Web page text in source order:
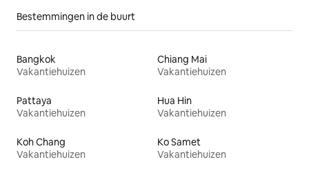
Bestemmingen in de buurt
Bangkok
Vakantiehuizen
Chiang Mai
Vakantiehuizen
Pattaya
Vakantiehuizen
Hua Hin
Vakantiehuizen
Koh Chang
Vakantiehuizen
Ko Samet
Vakantiehuizen